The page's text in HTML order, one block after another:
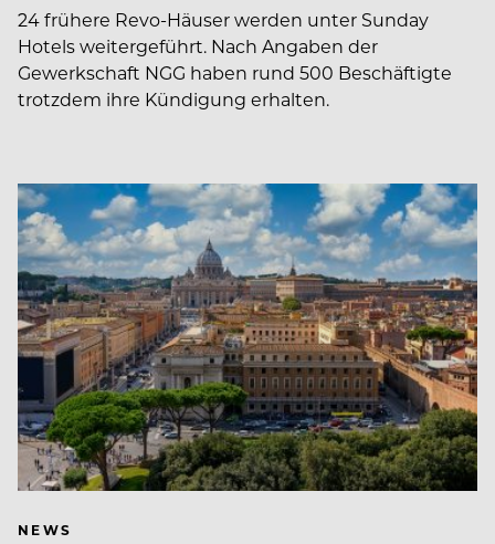
24 frühere Revo-Häuser werden unter Sunday
Hotels weitergeführt. Nach Angaben der
Gewerkschaft NGG haben rund 500 Beschäftigte
trotzdem ihre Kündigung erhalten.
NEWS